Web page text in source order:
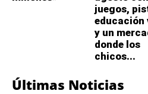
juegos,
educación
y un
donde los
chicos...
Últimas Noticias